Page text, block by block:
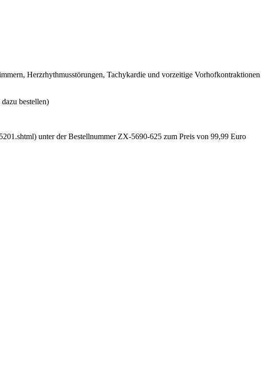
Herzrhythmusstörungen, Tachykardie und vorzeitige Vorhofkontraktionen
bestellen)
unter der Bestellnummer ZX-5690-625 zum Preis von 99,99 Euro